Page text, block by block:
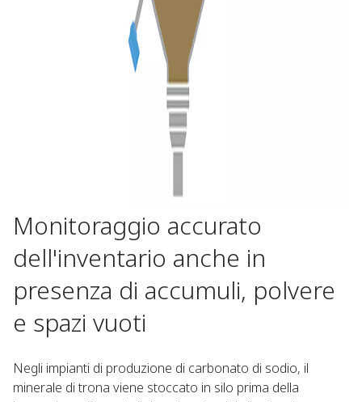
Monitoraggio accurato
dell'inventario anche in
presenza di accumuli, polvere
e spazi vuoti
Negli impianti di produzione di carbonato di sodio, il
minerale di trona viene stoccato in silo prima della